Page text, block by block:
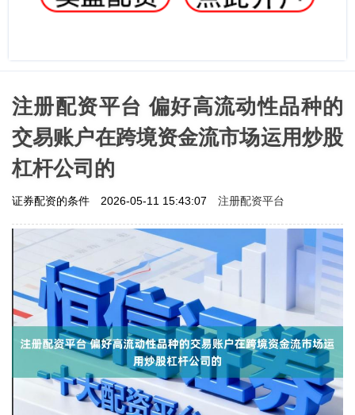
注册配资平台 偏好高流动性品种的
交易账户在跨境资金流市场运用炒股
杠杆公司的
证券配资的条件 2026-05-11 15:43:07 注册配资平台